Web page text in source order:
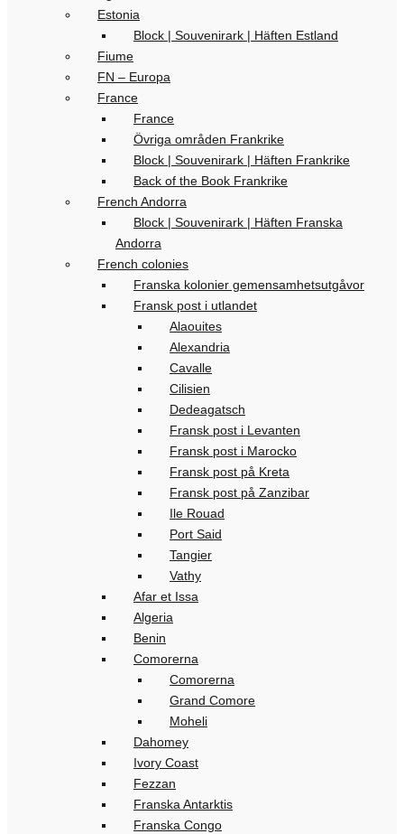
Estonia
Block | Souvenirark | Häften Estland
Fiume
FN – Europa
France
France
Övriga områden Frankrike
Block | Souvenirark | Häften Frankrike
Back of the Book Frankrike
French Andorra
Block | Souvenirark | Häften Franska
Andorra
French colonies
Franska kolonier gemensamhetsutgåvor
Fransk post i utlandet
Alaouites
Alexandria
Cavalle
Cilisien
Dedeagatsch
Fransk post i Levanten
Fransk post i Marocko
Fransk post på Kreta
Fransk post på Zanzibar
Ile Rouad
Port Said
Tangier
Vathy
Afar et Issa
Algeria
Benin
Comorerna
Comorerna
Grand Comore
Moheli
Dahomey
Ivory Coast
Fezzan
Franska Antarktis
Franska Congo